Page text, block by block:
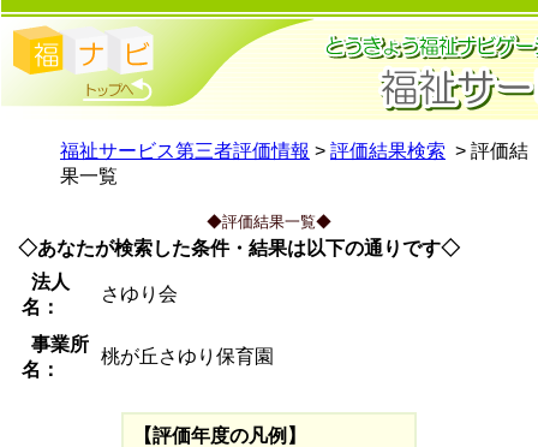
福祉サービス第三者評価情報 > 評価結果検索 > 評価結
果一覧
◆評価結果一覧◆
◇あなたが検索した条件・結果は以下の通りです◇
法人
名：
さゆり会
事業所
名：
桃が丘さゆり保育園
【評価年度の凡例】